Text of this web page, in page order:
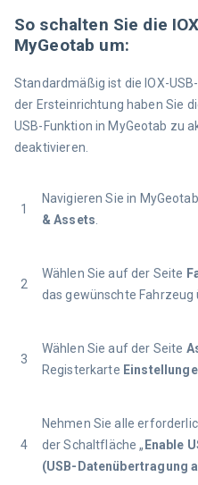
So schalten Sie die
MyGeotab um:
Standardmäßig ist die IOX-
der Ersteinrichtung haben Sie
USB-Funktion in MyGeotab zu
deaktivieren.
1
Navigieren Sie in
& Assets.
2
Wählen Sie auf der Seite
das gewünschte Fahrzeug
3
Wählen Sie auf der Seite
Registerkarte
4
Nehmen Sie alle
der Schaltfläche „ Enable
(USB-Datenübertragung